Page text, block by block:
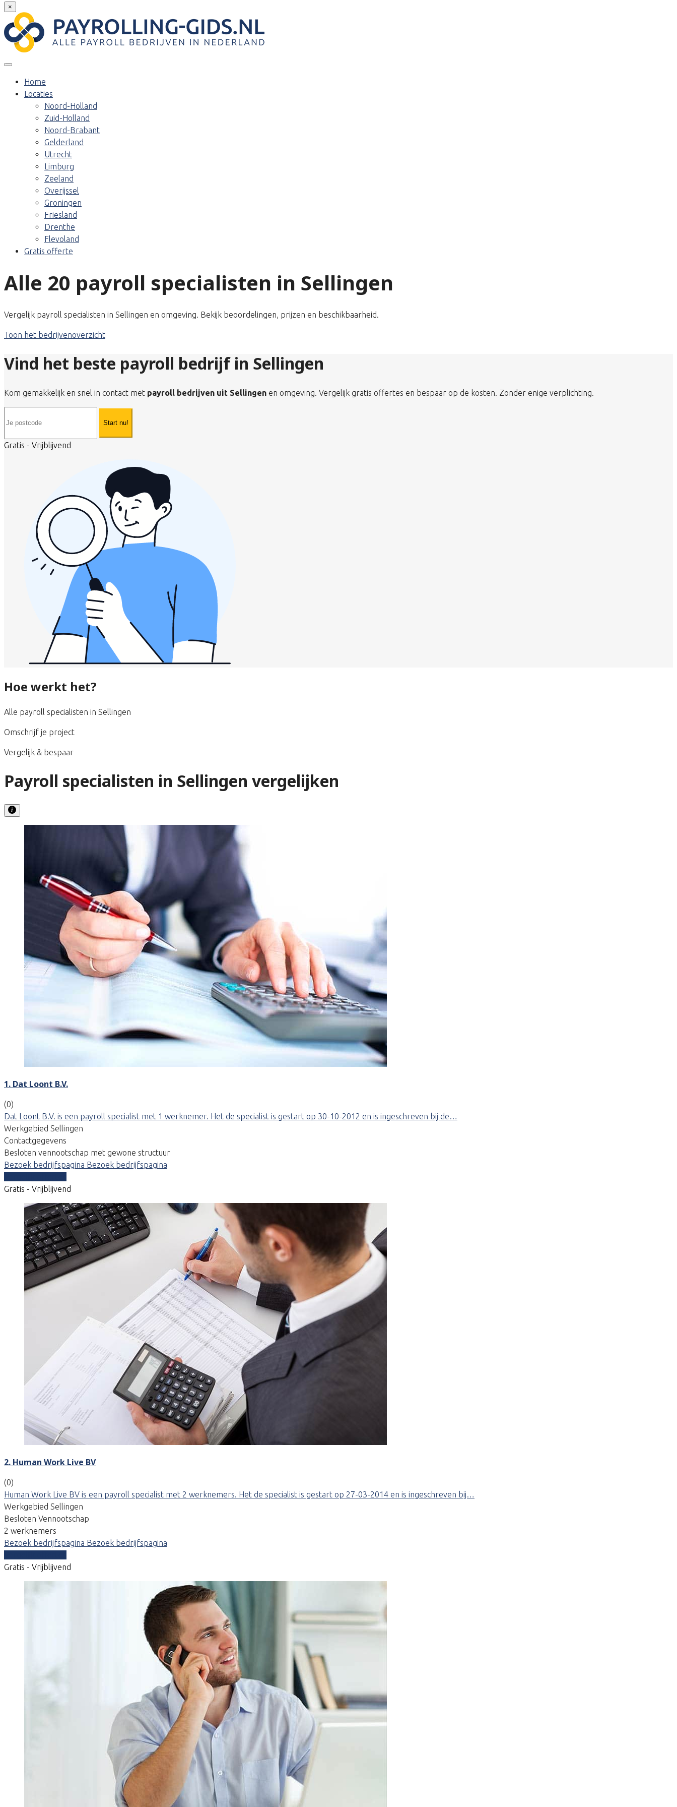
×
Home
Locaties
Noord-Holland
Zuid-Holland
Noord-Brabant
Gelderland
Utrecht
Limburg
Zeeland
Overijssel
Groningen
Friesland
Drenthe
Flevoland
Gratis offerte
Alle 20 payroll specialisten in Sellingen
Vergelijk payroll specialisten in Sellingen en omgeving. Bekijk beoordelingen, prijzen en beschikbaarheid.
Toon het bedrijvenoverzicht
Vind het beste payroll bedrijf in Sellingen
Kom gemakkelijk en snel in contact met payroll bedrijven uit Sellingen en omgeving. Vergelijk gratis offertes en bespaar op de kosten. Zonder enige verplichting.
Start nu!
Gratis - Vrijblijvend
Hoe werkt het?
Alle payroll specialisten in Sellingen
Omschrijf je project
Vergelijk & bespaar
Payroll specialisten in Sellingen vergelijken
1. Dat Loont B.V.
(0)
Dat Loont B.V. is een payroll specialist met 1 werknemer. Het de specialist is gestart op 30-10-2012 en is ingeschreven bij de…
Werkgebied Sellingen
Contactgegevens
Besloten vennootschap met gewone structuur
Bezoek bedrijfspagina Bezoek bedrijfspagina
Gratis - Vrijblijvend
2. Human Work Live BV
(0)
Human Work Live BV is een payroll specialist met 2 werknemers. Het de specialist is gestart op 27-03-2014 en is ingeschreven bij…
Werkgebied Sellingen
Besloten Vennootschap
2 werknemers
Bezoek bedrijfspagina Bezoek bedrijfspagina
Gratis - Vrijblijvend